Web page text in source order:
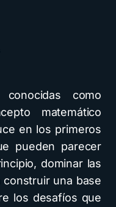
como
matemático
en los primeros
pueden parecer
dominar las
una base
los desafíos que